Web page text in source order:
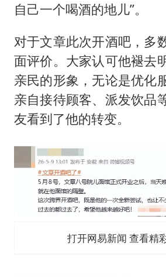
自己一个喝酒的地儿”。
对于文章此次开酒吧，多
面评价。大家认可他褪去
亲民的形象，无论是优化
亲自接待顾客、派发饮品
友看到了他的转变。
打开网易新闻 查看精